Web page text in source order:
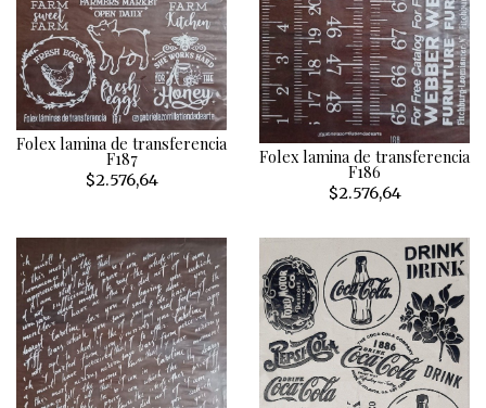
Folex lamina de transferencia
F187
$2.576,64
Folex lamina de transferencia
F186
$2.576,64